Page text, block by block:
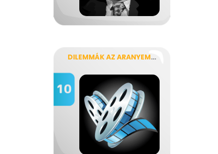
DILEMMÁK AZ ARANYEMBERBEN